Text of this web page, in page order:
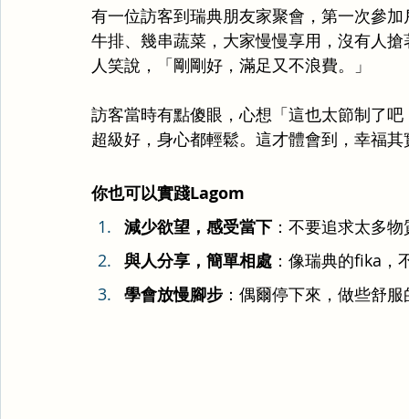
有一位訪客到瑞典朋友家聚會，第一次參
牛排、幾串蔬菜，大家慢慢享用，沒有人
人笑說，「剛剛好，滿足又不浪費。」
訪客當時有點傻眼，心想「這也太節制了
超級好，身心都輕鬆。這才體會到，幸福
你也可以實踐Lagom
減少欲望，感受當下 ：不要追求太多
與人分享，簡單相處 ：像瑞典的fika，
學會放慢腳步 ：偶爾停下來，做些舒